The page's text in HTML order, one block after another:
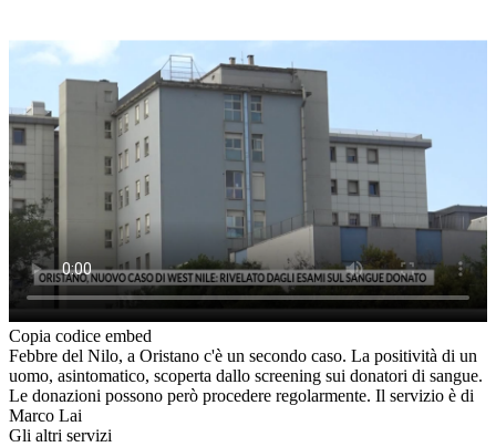
Copia codice embed
Febbre del Nilo, a Oristano c'è un secondo caso. La positività di un
uomo, asintomatico, scoperta dallo screening sui donatori di sangue.
Le donazioni possono però procedere regolarmente. Il servizio è di
Marco Lai
Gli altri servizi